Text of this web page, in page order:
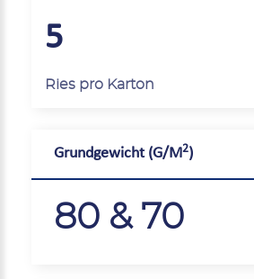
5
Ries pro Karton
Grundgewicht (G/M2)
80 & 70